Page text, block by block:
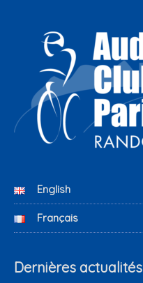
English
Français
Dernières actualités